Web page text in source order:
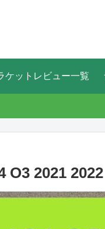
ケットレビュー一覧
O3 2021